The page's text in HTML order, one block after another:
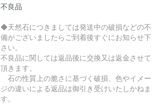
不良品
◆天然石につきましては発送中の破損などの不
備がございましたらご到着後すぐにお知らせ下
さい。
不良品に関しては返品後に交換又は返金させて
頂きます。
石の性質上の脆さに基づく破損、色やイメー
ジの違いによる返品は御引き受けいたしかねま
す。